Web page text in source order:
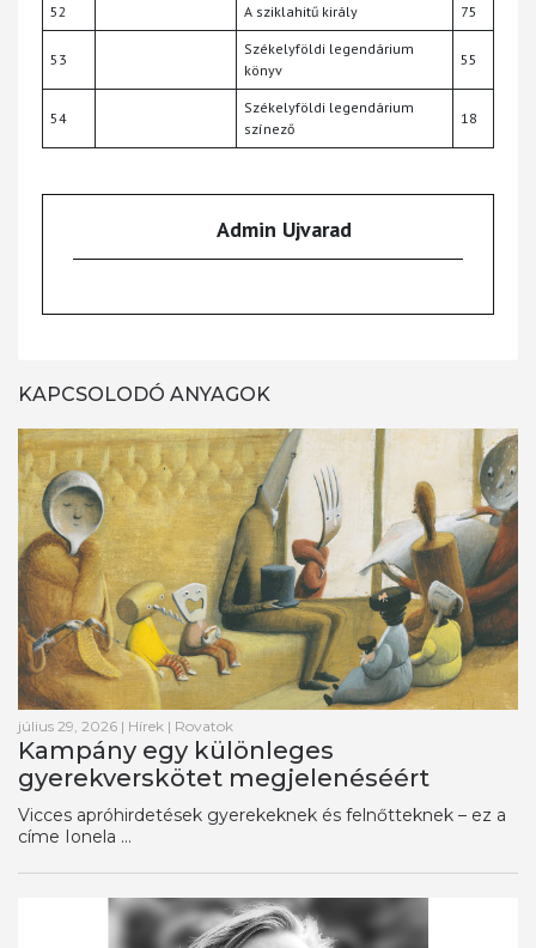
52 A sziklahitű király 75
53
Székelyföldi legendárium
könyv
55
54
Székelyföldi legendárium
színező
18
Admin Ujvarad
KAPCSOLODÓ ANYAGOK
július 29, 2026 | Hírek | Rovatok
Kampány egy különleges
gyerekverskötet megjelenéséért
Vicces apróhirdetések gyerekeknek és felnőtteknek – ez a
címe Ionela ...